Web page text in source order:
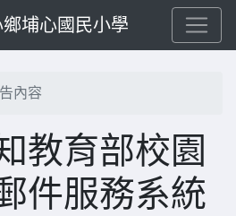
埔心國民小學
內容
教育部校園
件服務系統